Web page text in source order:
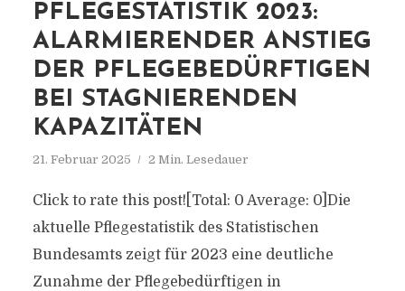
PFLEGESTATISTIK 2023:
ALARMIERENDER ANSTIEG
DER PFLEGEBEDÜRFTIGEN
BEI STAGNIERENDEN
KAPAZITÄTEN
21. Februar 2025 2 Min. Lesedauer
Click to rate this post![Total: 0 Average: 0]Die
aktuelle Pflegestatistik des Statistischen
Bundesamts zeigt für 2023 eine deutliche
Zunahme der Pflegebedürftigen in